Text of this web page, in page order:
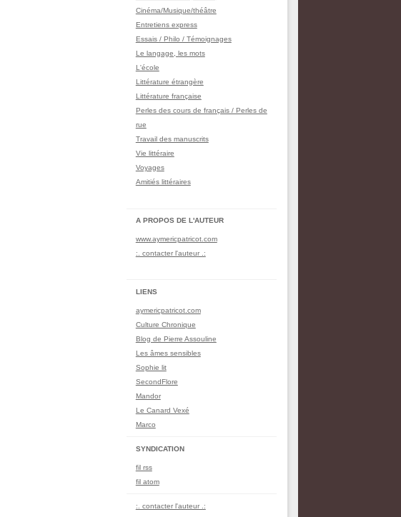
Cinéma/Musique/théâtre
Entretiens express
Essais / Philo / Témoignages
Le langage, les mots
L'école
Littérature étrangère
Littérature française
Perles des cours de français / Perles de
rue
Travail des manuscrits
Vie littéraire
Voyages
Amitiés littéraires
A PROPOS DE L'AUTEUR
www.aymericpatricot.com
:. contacter l'auteur .:
LIENS
aymericpatricot.com
Culture Chronique
Blog de Pierre Assouline
Les âmes sensibles
Sophie lit
SecondFlore
Mandor
Le Canard Vexé
Marco
SYNDICATION
fil rss
fil atom
:. contacter l'auteur .: